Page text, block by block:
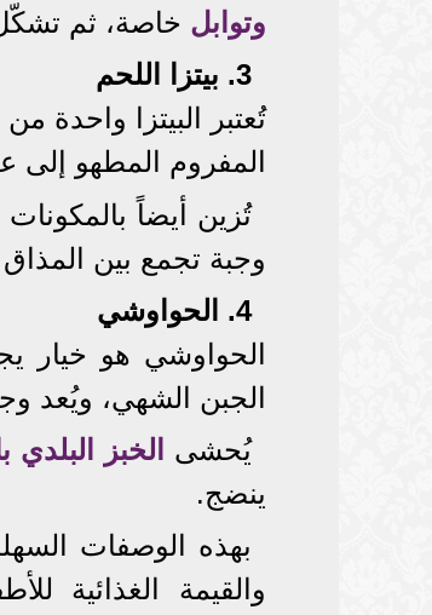
وتوابل خاصة، ثم
3. بيتزا اللحم
تُعتبر البيتزا واحدة
المفروم المطهو إلى
تُزين أيضاً
وجبة تجمع بين
4. الحواوشي
الحواوشي هو خيار
الجبن الشهي، ويُعد
يُحشى
الخبز البلدي
ينضج.
بهذه الوصفات
والقيمة الغذائية